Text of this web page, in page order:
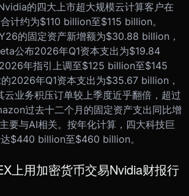
的四大上市超大规模云计算客户在
计约为$110 billion至$115 billion。
的固定资产新增额为$30.88 billion，
公布2026年Q1资本支出为$19.84
年指引上调至$125 billion至$145
2026年Q1资本支出为$35.67 billion，
云业务积压订单较上季度近乎翻倍，超过
过去十二个月的固定资产支出同比增
要与AI相关。按年化计算，四大科技巨
$440 billion至$460 billion。
上用加密货币交易Nvidia财报行